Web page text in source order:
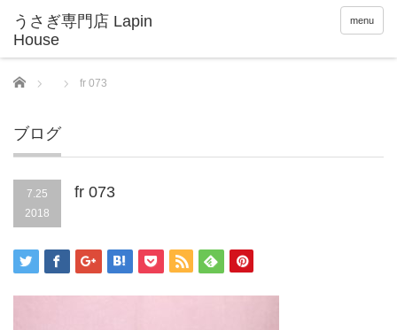
menu
Home fr 073
ブログ
7.25
2018
fr 073